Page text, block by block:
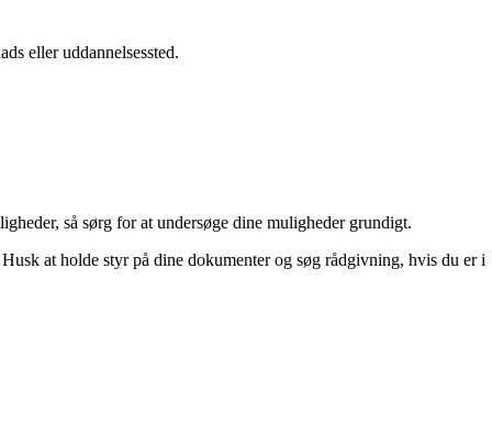
eller uddannelsessted.
så sørg for at undersøge dine muligheder grundigt.
at holde styr på dine dokumenter og søg rådgivning, hvis du er i